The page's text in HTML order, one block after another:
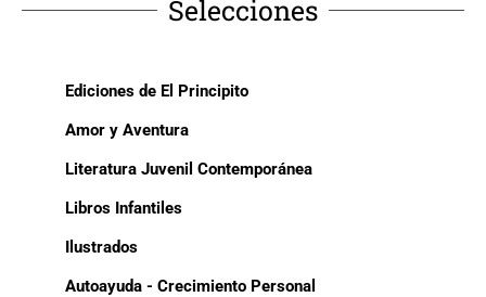
Selecciones
Ediciones de El Principito
Amor y Aventura
Literatura Juvenil Contemporánea
Libros Infantiles
Ilustrados
Autoayuda - Crecimiento Personal